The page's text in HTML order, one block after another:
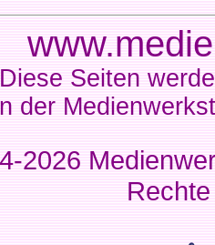
Diese Seiten
der
2026